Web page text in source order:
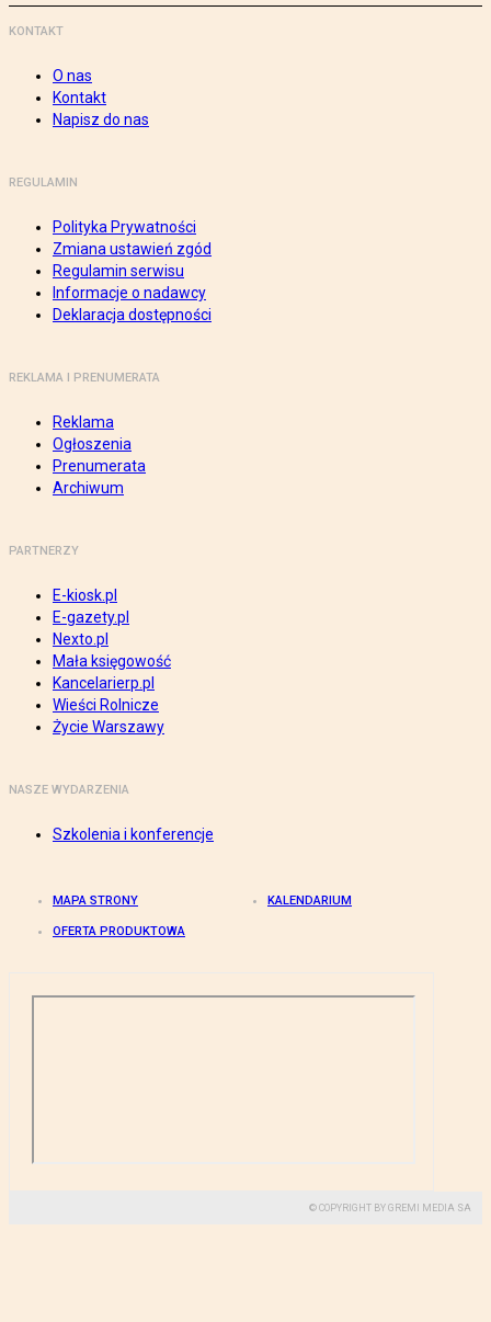
KONTAKT
O nas
Kontakt
Napisz do nas
REGULAMIN
Polityka Prywatności
Zmiana ustawień zgód
Regulamin serwisu
Informacje o nadawcy
Deklaracja dostępności
REKLAMA I PRENUMERATA
Reklama
Ogłoszenia
Prenumerata
Archiwum
PARTNERZY
E-kiosk.pl
E-gazety.pl
Nexto.pl
Mała księgowość
Kancelarierp.pl
Wieści Rolnicze
Życie Warszawy
NASZE WYDARZENIA
Szkolenia i konferencje
MAPA STRONY KALENDARIUM
OFERTA PRODUKTOWA
© COPYRIGHT BY GREMI MEDIA SA